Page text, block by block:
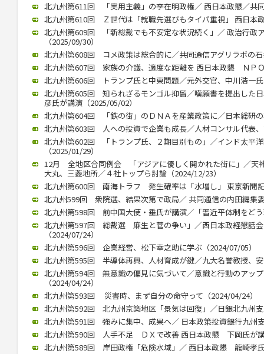
北九州第611回 「実用主義」の李在明政権／ 西日本政懇／共
北九州第610回 Ｚ世代は「就職先選びもタイパ重視」 西日
北九州第609回 「新総裁でも不安定な状況続く」／ 政治行政
（2025/09/30）
北九州第608回 コメ政策は総合的に／共同通信アグリラボの
北九州第607回 家族の介護、適度な距離を 西日本政懇 ＮＰ
北九州第606回 トランプ氏と中東問題／元外交官、中川浩一
北九州第605回 知られざるモンゴル抑留／嘆願書を提出した
彦氏が講演（2025/05/02）
北九州第604回 「鉄の街」のＤＮＡを産業政策に／日本総研
北九州第603回 人への投資で企業も成長／人材コンサル代表
北九州第602回 「トランプ氏、２期目別もの」／インド太平
（2025/01/29）
12月 全地区合同例会 「アジアに優しく開かれた街に」／天
大丸、三菱地所／４社トップら討論（2024/12/23）
北九州第600回 南海トラフ 発生確率は「水増し」 東京新聞
北九州599回 衆院選、結果次第で政局／ 共同通信の内田編集
北九州第598回 前中国大使・垂氏が講演／「習近平体制をど
北九州第597回 総裁選 麻生と菅の争い」／西日本政経懇話
（2024/07/24）
北九州第596回 企業経営、松下幸之助に学ぶ（2024/07/05）
北九州第595回 半導体再興、人材育成が鍵／九大名誉教授、
北九州第594回 無意識の偏見に気づいて／意識と行動のアッ
（2024/04/24）
北九州第593回 災害時、まず自分の命守って（2024/04/24）
北九州第592回 北九州京築地区「景気は回復」／日銀北九州
北九州第591回 強みに集中、成果へ／ 日本政策投資銀行九州
北九州第590回 人手不足 ＤＸで改善 西日本政懇 下岡氏が
北九州第589回 岸田政権「危険水域」／ 西日本政懇 龍崎孝